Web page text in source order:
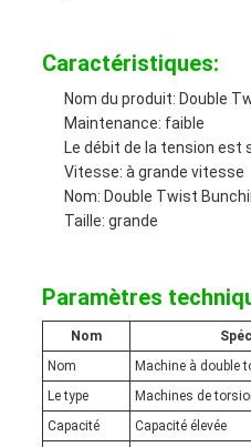
PRIVACY
POLICY
Caractéristiques:
Nom du produit: Double
Maintenance: faible
Le débit de la tension est
Vitesse: à grande vitesse
Nom: Double Twist
Taille: grande
Paramètres
Nom
Nom
Machine à double
Le type
Machines de
Capacité
Capacité élevée